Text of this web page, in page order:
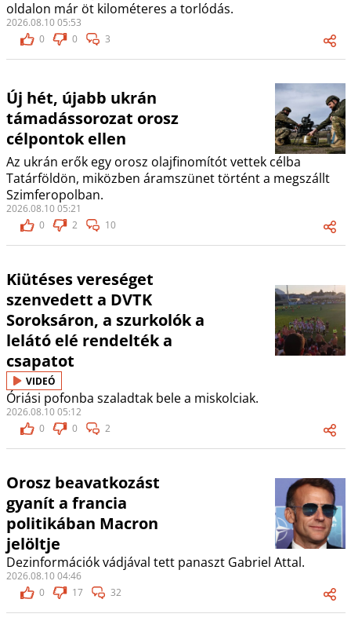
oldalon már öt kilométeres a torlódás.
2026.08.10 05:53
0
0 3
Új hét, újabb ukrán
támadássorozat orosz
célpontok ellen
Az ukrán erők egy orosz olajfinomítót vettek célba
Tatárföldön, miközben áramszünet történt a megszállt
Szimferopolban.
2026.08.10 05:21
0
2 10
Kiütéses vereséget
szenvedett a DVTK
Soroksáron, a szurkolók a
lelátó elé rendelték a
csapatot
VIDEÓ
Óriási pofonba szaladtak bele a miskolciak.
2026.08.10 05:12
0
0 2
Orosz beavatkozást
gyanít a francia
politikában Macron
jelöltje
Dezinformációk vádjával tett panaszt Gabriel Attal.
2026.08.10 04:46
0
17 32